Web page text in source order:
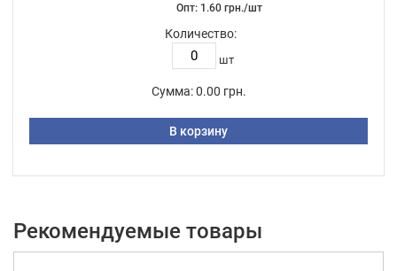
Опт: 1.60 грн./шт
Количество:
шт
Сумма: 0.00 грн.
В корзину
Рекомендуемые товары